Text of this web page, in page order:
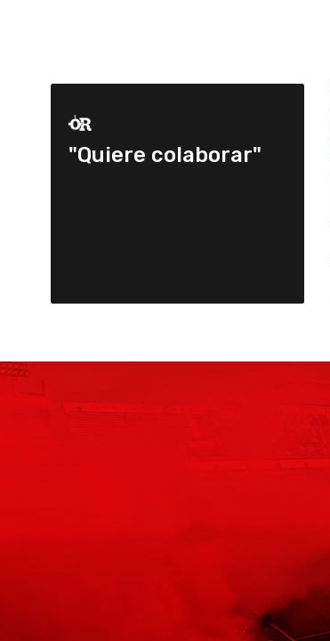
"Quiere colaborar"